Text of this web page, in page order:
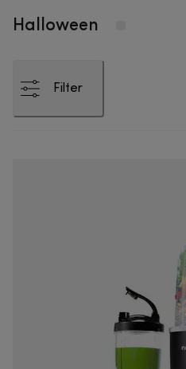
Halloween
Filter